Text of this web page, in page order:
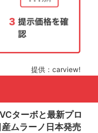
提供：carview!
ターボと最新プロ
ムラーノ日本発売